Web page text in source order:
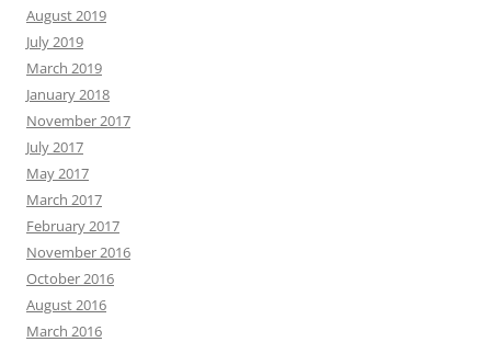
August 2019
July 2019
March 2019
January 2018
November 2017
July 2017
May 2017
March 2017
February 2017
November 2016
October 2016
August 2016
March 2016